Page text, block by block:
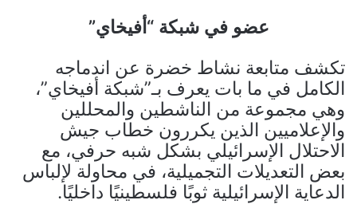
عضو في شبكة “أفيخاي”
تكشف متابعة نشاط خضرة عن اندماجه
الكامل في ما بات يعرف بـ”شبكة أفيخاي”،
وهي مجموعة من الناشطين والمحللين
والإعلاميين الذين يكررون خطاب جيش
الاحتلال الإسرائيلي بشكل شبه حرفي، مع
بعض التعديلات التجميلية، في محاولة لإلباس
الدعاية الإسرائيلية ثوبًا فلسطينيًا داخليًا.